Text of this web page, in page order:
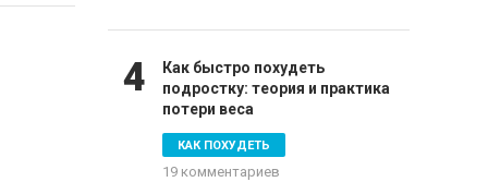
4
Как быстро похудеть
подростку: теория и практика
потери веса
КАК ПОХУДЕТЬ
19 комментариев